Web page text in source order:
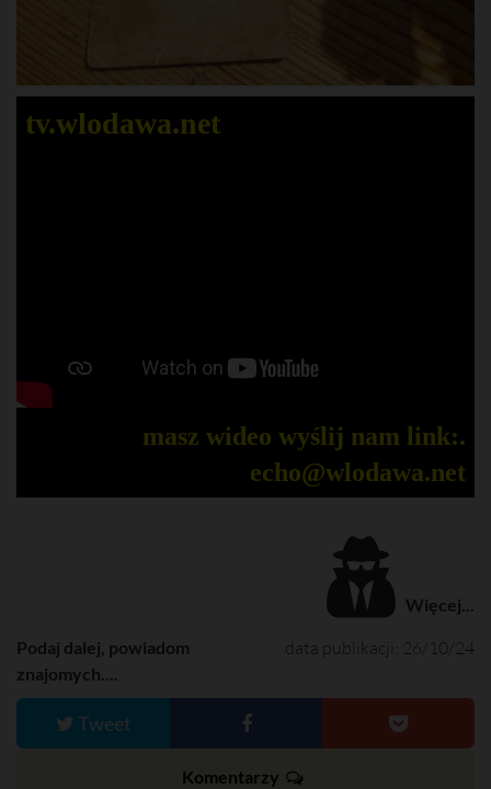
tv.wlodawa.net
masz wideo wyślij nam link:.
echo@wlodawa.net
Więcej...
data publikacji: 26/10/24
Podaj dalej, powiadom
znajomych....
Tweet
Komentarzy